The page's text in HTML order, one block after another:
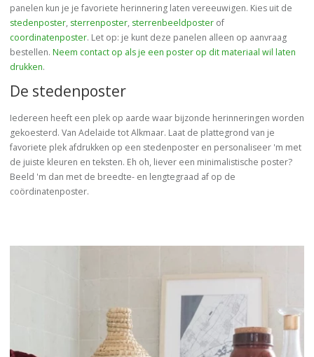
panelen kun je je favoriete herinnering laten vereeuwigen. Kies uit de
stedenposter, sterrenposter, sterrenbeeldposter of
coordinatenposter. Let op: je kunt deze panelen alleen op aanvraag
bestellen. Neem contact op als je een poster op dit materiaal wil laten
drukken.
De stedenposter
Iedereen heeft een plek op aarde waar bijzonde herinneringen worden
gekoesterd. Van Adelaide tot Alkmaar. Laat de plattegrond van je
favoriete plek afdrukken op een stedenposter en personaliseer 'm met
de juiste kleuren en teksten. Eh oh, liever een minimalistische poster?
Beeld 'm dan met de breedte- en lengtegraad af op de
coördinatenposter.